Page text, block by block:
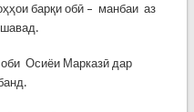
барқи обӣ – манбаи аз
Осиёи Марказӣ дар